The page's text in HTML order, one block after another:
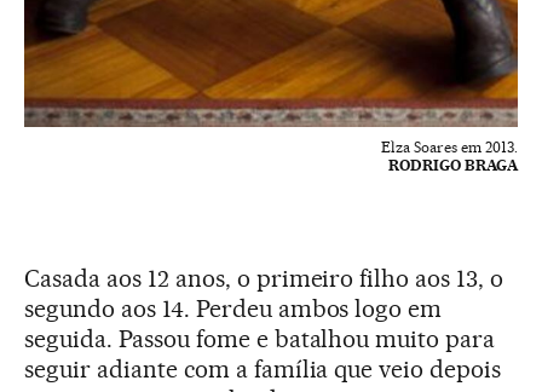
Elza Soares em 2013.
RODRIGO BRAGA
Casada aos 12 anos, o primeiro filho aos 13, o
segundo aos 14. Perdeu ambos logo em
seguida. Passou fome e batalhou muito para
seguir adiante com a família que veio depois